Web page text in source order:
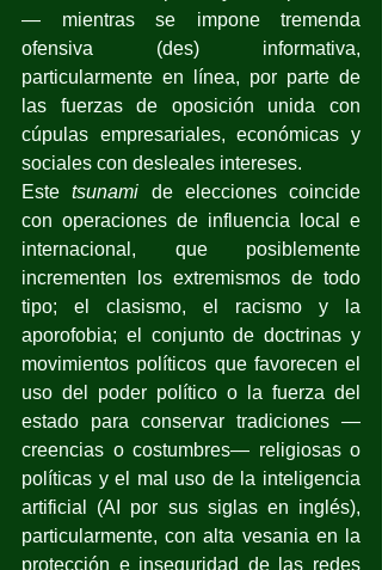
— mientras se impone tremenda
ofensiva (des) informativa,
particularmente en línea, por parte de
las fuerzas de oposición unida con
cúpulas empresariales, económicas y
sociales con desleales intereses.
Este tsunami de elecciones coincide
con operaciones de influencia local e
internacional, que posiblemente
incrementen los extremismos de todo
tipo; el clasismo, el racismo y la
aporofobia; el conjunto de doctrinas y
movimientos políticos que favorecen el
uso del poder político o la fuerza del
estado para conservar tradiciones —
creencias o costumbres— religiosas o
políticas y el mal uso de la inteligencia
artificial (AI por sus siglas en inglés),
particularmente, con alta vesania en la
protección e inseguridad de las redes